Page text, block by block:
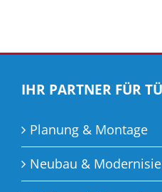
IHR PARTNER FÜR
Planung & Montage
Neubau &